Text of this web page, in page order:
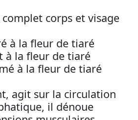
corps et visage
à la fleur de tiaré
à la fleur de tiaré
à la fleur de tiaré
agit sur la circulation
il dénoue